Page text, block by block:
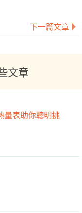
下一篇文章
文章
量表助你聰明挑